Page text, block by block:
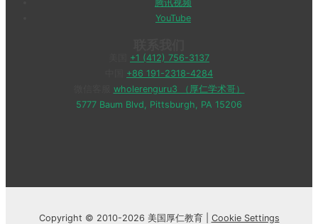
腾讯视频
YouTube
+1 (412) 756-3137
+86 191-2318-4284
wholerenguru3 （厚仁学术哥）
5777 Baum Blvd, Pittsburgh, PA 15206
Copyright © 2010-2026 美国厚仁教育 | Cookie Settings